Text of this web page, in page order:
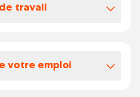
ancienneté et
conformes
travail
sur de
votre emploi